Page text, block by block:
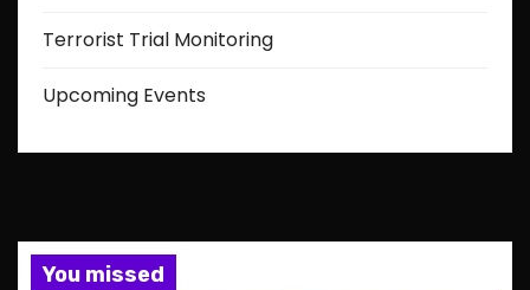
Terrorist Trial Monitoring
Upcoming Events
You missed